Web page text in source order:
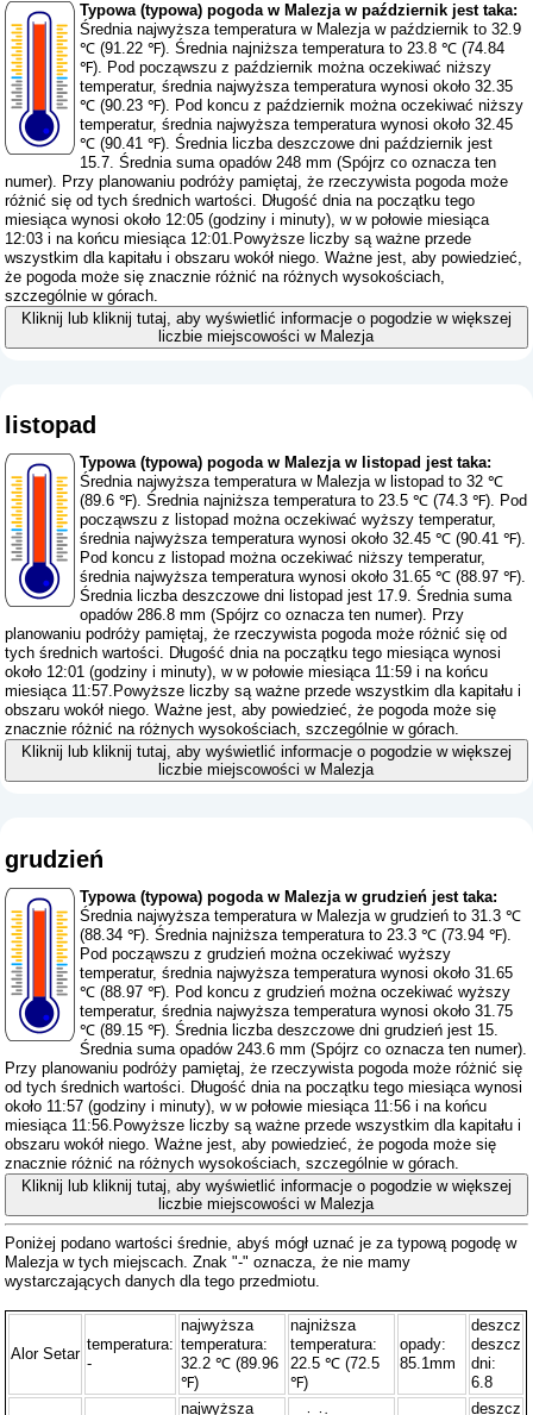
Typowa (typowa) pogoda w Malezja w październik jest taka:
Średnia najwyższa temperatura w Malezja w październik to 32.9
℃ (91.22 ℉). Średnia najniższa temperatura to 23.8 ℃ (74.84
℉). Pod począwszu z październik można oczekiwać niższy
temperatur, średnia najwyższa temperatura wynosi około 32.35
℃ (90.23 ℉). Pod koncu z październik można oczekiwać niższy
temperatur, średnia najwyższa temperatura wynosi około 32.45
℃ (90.41 ℉). Średnia liczba deszczowe dni październik jest
15.7. Średnia suma opadów 248 mm (Spójrz co oznacza ten
numer). Przy planowaniu podróży pamiętaj, że rzeczywista pogoda może
różnić się od tych średnich wartości. Długość dnia na początku tego
miesiąca wynosi około 12:05 (godziny i minuty), w w połowie miesiąca
12:03 i na końcu miesiąca 12:01.Powyższe liczby są ważne przede
wszystkim dla kapitału i obszaru wokół niego. Ważne jest, aby powiedzieć,
że pogoda może się znacznie różnić na różnych wysokościach,
szczególnie w górach.
Kliknij lub kliknij tutaj, aby wyświetlić informacje o pogodzie w większej
liczbie miejscowości w Malezja
listopad
Typowa (typowa) pogoda w Malezja w listopad jest taka:
Średnia najwyższa temperatura w Malezja w listopad to 32 ℃
(89.6 ℉). Średnia najniższa temperatura to 23.5 ℃ (74.3 ℉). Pod
począwszu z listopad można oczekiwać wyższy temperatur,
średnia najwyższa temperatura wynosi około 32.45 ℃ (90.41 ℉).
Pod koncu z listopad można oczekiwać niższy temperatur,
średnia najwyższa temperatura wynosi około 31.65 ℃ (88.97 ℉).
Średnia liczba deszczowe dni listopad jest 17.9. Średnia suma
opadów 286.8 mm (Spójrz co oznacza ten numer). Przy
planowaniu podróży pamiętaj, że rzeczywista pogoda może różnić się od
tych średnich wartości. Długość dnia na początku tego miesiąca wynosi
około 12:01 (godziny i minuty), w w połowie miesiąca 11:59 i na końcu
miesiąca 11:57.Powyższe liczby są ważne przede wszystkim dla kapitału i
obszaru wokół niego. Ważne jest, aby powiedzieć, że pogoda może się
znacznie różnić na różnych wysokościach, szczególnie w górach.
Kliknij lub kliknij tutaj, aby wyświetlić informacje o pogodzie w większej
liczbie miejscowości w Malezja
grudzień
Typowa (typowa) pogoda w Malezja w grudzień jest taka:
Średnia najwyższa temperatura w Malezja w grudzień to 31.3 ℃
(88.34 ℉). Średnia najniższa temperatura to 23.3 ℃ (73.94 ℉).
Pod począwszu z grudzień można oczekiwać wyższy
temperatur, średnia najwyższa temperatura wynosi około 31.65
℃ (88.97 ℉). Pod koncu z grudzień można oczekiwać wyższy
temperatur, średnia najwyższa temperatura wynosi około 31.75
℃ (89.15 ℉). Średnia liczba deszczowe dni grudzień jest 15.
Średnia suma opadów 243.6 mm (Spójrz co oznacza ten numer).
Przy planowaniu podróży pamiętaj, że rzeczywista pogoda może różnić się
od tych średnich wartości. Długość dnia na początku tego miesiąca wynosi
około 11:57 (godziny i minuty), w w połowie miesiąca 11:56 i na końcu
miesiąca 11:56.Powyższe liczby są ważne przede wszystkim dla kapitału i
obszaru wokół niego. Ważne jest, aby powiedzieć, że pogoda może się
znacznie różnić na różnych wysokościach, szczególnie w górach.
Kliknij lub kliknij tutaj, aby wyświetlić informacje o pogodzie w większej
liczbie miejscowości w Malezja
Poniżej podano wartości średnie, abyś mógł uznać je za typową pogodę w
Malezja w tych miejscach. Znak "-" oznacza, że ​​nie mamy
wystarczających danych dla tego przedmiotu.
Alor Setar
temperatura:
-
najwyższa
temperatura:
32.2 ℃ (89.96
℉)
najniższa
temperatura:
22.5 ℃ (72.5
℉)
opady:
85.1mm
deszcz
deszcz
dni:
6.8
najwyższa
deszcz